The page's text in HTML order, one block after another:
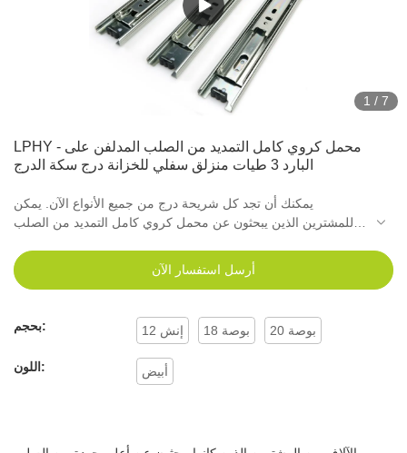
1 / 7
LPHY - محمل كروي كامل التمديد من الصلب المدلفن على
البارد 3 طيات منزلق سفلي للخزانة درج سكة الدرج
يمكنك أن تجد كل شريحة درج من جميع الأنواع الآن. يمكن
للمشترين الذين يبحثون عن محمل كروي كامل التمديد من الصلب
أرسل استفسار الآن
بحجم: 12 إنش 18 بوصة 20 بوصة
اللون: أبيض